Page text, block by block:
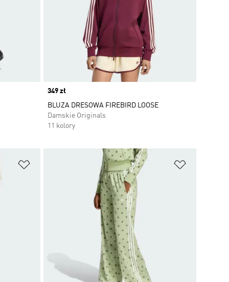
Price
349 zł
BLUZA DRESOWA FIREBIRD LOOSE
Damskie Originals
11 kolory
Dodaj do listy życzeń